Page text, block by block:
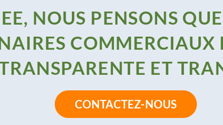
NOUS PENSONS
COMMERCIAUX
ET
CONTACTEZ-NOUS